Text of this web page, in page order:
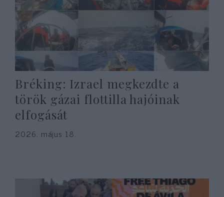
Bréking: Izrael megkezdte a
török gázai flottilla hajóinak
elfogását
2026. május 18.